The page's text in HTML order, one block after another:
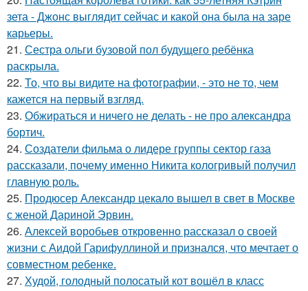
зета - Джонс выглядит сейчас и какой она была на заре
карьеры.
21. Сестра ольги бузовой пол будущего ребёнка
раскрыла.
22. То, что вы видите на фотографии, - это не то, чем
кажется на первый взгляд.
23. Обжираться и ничего не делать - не про александра
бортич.
24. Создатели фильма о лидере группы сектор газа
рассказали, почему именно Никита кологривый получил
главную роль.
25. Продюсер Александр цекало вышел в свет в Москве
с женой Дариной Эрвин.
26. Алексей воробьев откровенно рассказал о своей
жизни с Аидой Гарифуллиной и признался, что мечтает о
совместном ребенке.
27. Худой, голодный полосатый кот вошёл в класс